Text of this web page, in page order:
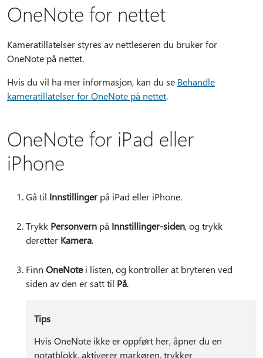
OneNote for nettet
Kameratillatelser styres av nettleseren du bruker for
OneNote på nettet.
Hvis du vil ha mer informasjon, kan du se Behandle
kameratillatelser for OneNote på nettet.
OneNote for iPad eller
iPhone
Gå til Innstillingerpå iPad eller iPhone.
Trykk Personvern på Innstillinger-siden, og trykk
deretter Kamera.
Finn OneNotei listen, og kontroller at bryteren ved
siden av den er satt til På.
Tips
Hvis OneNote ikke er oppført her, åpner du en
notatblokk, aktiverer markøren, trykker